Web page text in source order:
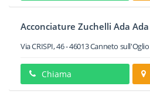
Acconciature Zuchelli Ada Ada
Via CRISPI, 46-46013Canneto sull'Oglio
Chiama